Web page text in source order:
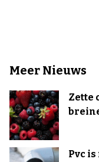
Meer Nieuws
Zette
Pvc